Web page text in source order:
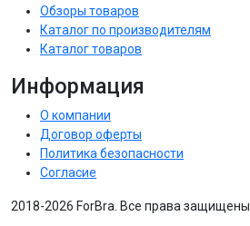
Обзоры товаров
Каталог по производителям
Каталог товаров
Информация
О компании
Договор оферты
Политика безопасности
Согласие
2018-2026 ForBra. Все права защищены.